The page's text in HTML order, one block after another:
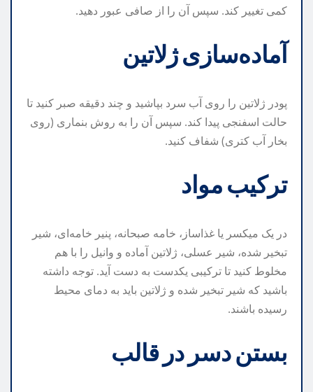
کمی تغییر کند. سپس آن را از صافی عبور دهید.
آماده‌سازی ژلاتین
پودر ژلاتین را روی آب سرد بپاشید و چند دقیقه صبر کنید تا
حالت اسفنجی پیدا کند. سپس آن را به روش بنماری (روی
بخار آب کتری) شفاف کنید.
ترکیب مواد
در یک میکسر یا غذاساز، خامه صبحانه، پنیر خامه‌ای، شیر
تبخیر شده، شیر عسلی، ژلاتین آماده و وانیل را با هم
مخلوط کنید تا ترکیبی یکدست به دست آید. توجه داشته
باشید که شیر تبخیر شده و ژلاتین باید به دمای محیط
رسیده باشند.
بستن دسر در قالب